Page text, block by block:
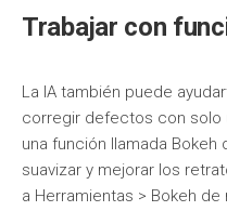
Trabajar con
La IA también puede
corregir defectos con solo
una función llamada Bokeh
suavizar y mejorar los
a Herramientas > Bokeh